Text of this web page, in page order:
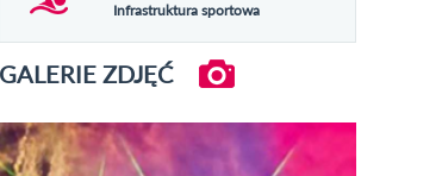
Infrastruktura sportowa
GALERIE ZDJĘĆ